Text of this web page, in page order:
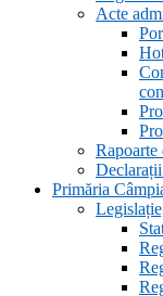
Acte
Rapoarte
Primăria